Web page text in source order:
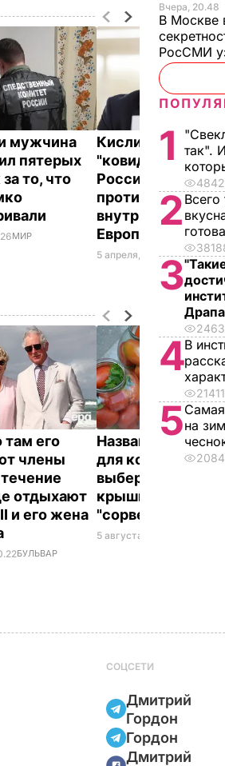
мужчина
пятерых
то, что
МИР
Кислица: Часть
"ковидного"
России – усилить
противоречия
внутри
Европейского
5 апреля, 10.55ПОЛИТИКА
его
члены
отдыхают
и его жена
БУЛЬВАР
Названа лучшая
для консервации,
выберите ее – и
крышки на банках
"сорвет"
5 августа, 19.34
Вчера, 20.48
В Москве
РосСМИ
1
так".
2 Всего
3
4В
21411
5на
СОЦСЕТИ
Дмитрий
Гордон
Гордон
Дмитрий